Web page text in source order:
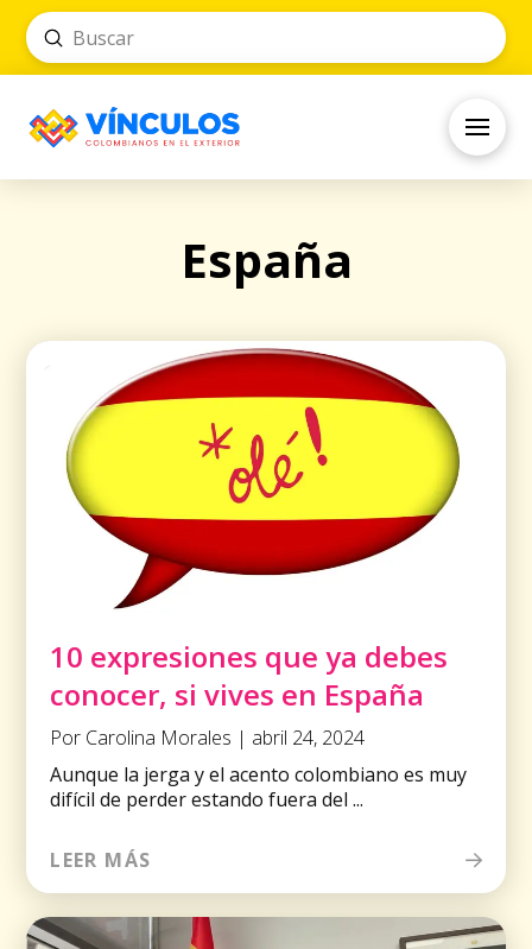
Search
Submit
España
10 expresiones que ya debes
conocer, si vives en España
Por Carolina Morales | abril 24, 2024
Aunque la jerga y el acento colombiano es muy
difícil de perder estando fuera del ...
LEER MÁS